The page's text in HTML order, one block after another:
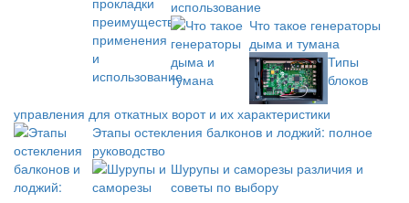
использование
Что такое генераторы
дыма и тумана
Типы
блоков
управления для откатных ворот и их характеристики
Этапы остекления балконов и лоджий: полное
руководство
Шурупы и саморезы различия и
советы по выбору